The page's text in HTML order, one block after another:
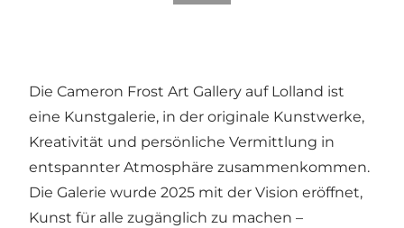
Die Cameron Frost Art Gallery auf Lolland ist
eine Kunstgalerie, in der originale Kunstwerke,
Kreativität und persönliche Vermittlung in
entspannter Atmosphäre zusammenkommen.
Die Galerie wurde 2025 mit der Vision eröffnet,
Kunst für alle zugänglich zu machen –